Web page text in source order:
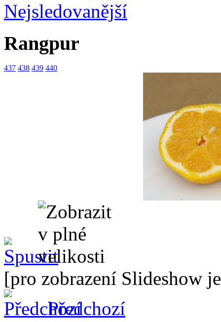
Nejsledovanější
Rangpur
437 438 439 440
[pro zobrazení Slideshow
Předchozí